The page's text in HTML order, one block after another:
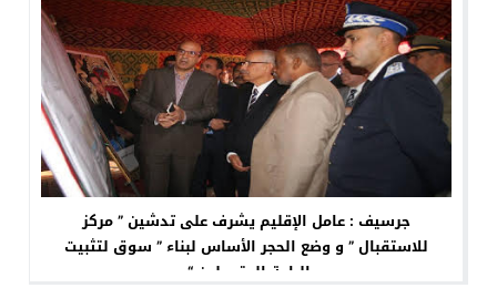
جرسيف : عامل الإقليم يشرف على تدشين ” مركز
للاستقبال ” و وضع الحجر الأساس لبناء ” سوق لتثبيت
الباعة المتجولين “.